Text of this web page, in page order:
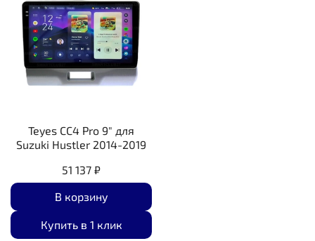
Teyes CC4 Pro 9" для
Suzuki Hustler 2014-2019
51 137 ₽
В корзину
Купить в 1 клик